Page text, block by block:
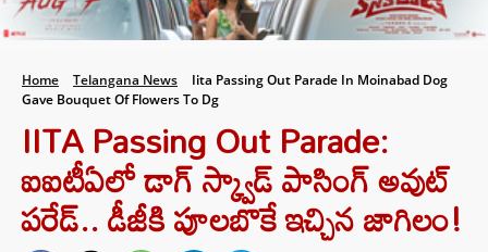
Home Telangana News
Iita Passing Out Parade In Moinabad Dog
Gave Bouquet Of Flowers To Dg
IITA Passing Out Parade:
ఐఐటీఏలో డాగ్ స్క్వాడ్ పాసింగ్ అవుట్
పరేడ్.. డీజీకి పూలబొకే ఇచ్చిన జాగిలం!